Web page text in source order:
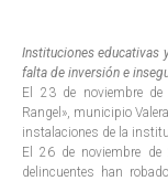
Instituciones educativas
falta de inversión e
El 23 de noviembre de
Rangel», municipio
instalaciones de la
El 26 de noviembre
delincuentes han